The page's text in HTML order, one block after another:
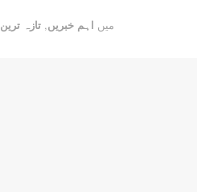
میں اہم خبریں, تازہ ترین